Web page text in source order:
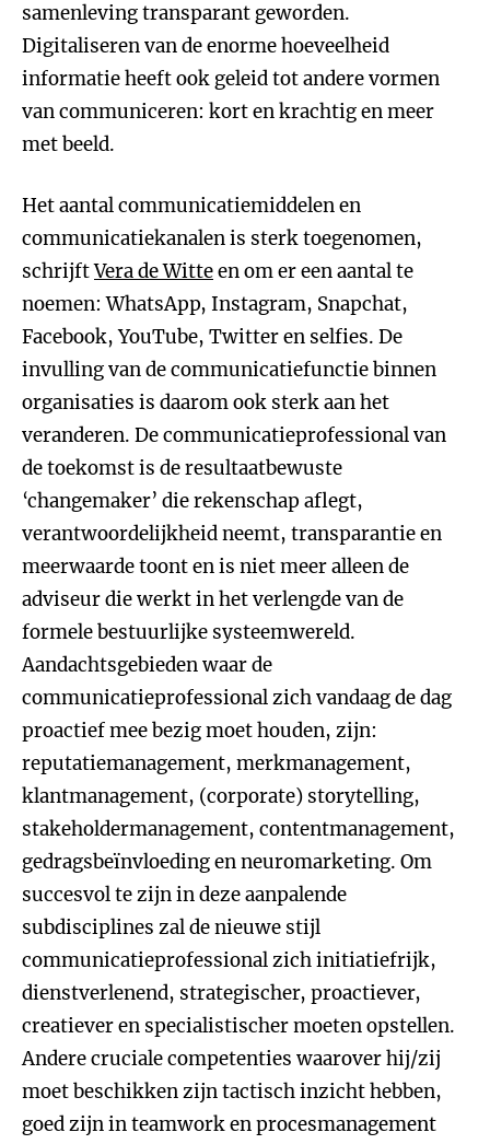
samenleving transparant geworden.
Digitaliseren van de enorme hoeveelheid
informatie heeft ook geleid tot andere vormen
van communiceren: kort en krachtig en meer
met beeld.
Het aantal communicatiemiddelen en
communicatiekanalen is sterk toegenomen,
schrijftVera de Witteen om er een aantal te
noemen: WhatsApp, Instagram, Snapchat,
Facebook, YouTube, Twitter en selfies. De
invulling van de communicatiefunctie binnen
organisaties is daarom ook sterk aan het
veranderen. De communicatieprofessional van
de toekomst is de resultaatbewuste
‘changemaker’ die rekenschap aflegt,
verantwoordelijkheid neemt, transparantie en
meerwaarde toont en is niet meer alleen de
adviseur die werkt in het verlengde van de
formele bestuurlijke systeemwereld.
Aandachtsgebieden waar de
communicatieprofessional zich vandaag de dag
proactief mee bezig moet houden, zijn:
reputatiemanagement, merkmanagement,
klantmanagement, (corporate) storytelling,
stakeholdermanagement, contentmanagement,
gedragsbeïnvloeding en neuromarketing. Om
succesvol te zijn in deze aanpalende
subdisciplines zal de nieuwe stijl
communicatieprofessional zich initiatiefrijk,
dienstverlenend, strategischer, proactiever,
creatiever en specialistischer moeten opstellen.
Andere cruciale competenties waarover hij/zij
moet beschikken zijn tactisch inzicht hebben,
goed zijn in teamwork en procesmanagement